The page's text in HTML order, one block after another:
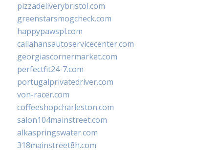
pizzadeliverybristol.com
greenstarsmogcheck.com
happypawspl.com
callahansautoservicecenter.com
georgiascornermarket.com
perfectfit24-7.com
portugalprivatedriver.com
von-racer.com
coffeeshopcharleston.com
salon104mainstreet.com
alkaspringswater.com
318mainstreet8h.com